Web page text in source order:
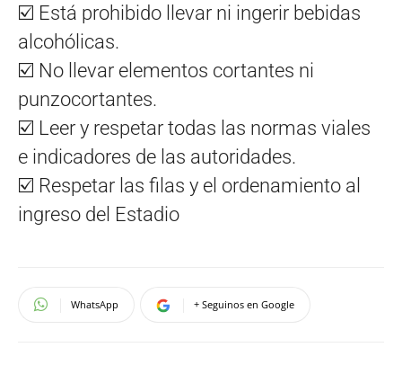
☑️ Está prohibido llevar ni ingerir bebidas
alcohólicas.
☑️ No llevar elementos cortantes ni
punzocortantes.
☑️ Leer y respetar todas las normas viales
e indicadores de las autoridades.
☑️ Respetar las filas y el ordenamiento al
ingreso del Estadio
WhatsApp + Seguinos en Google